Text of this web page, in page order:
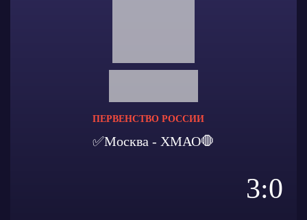
ПЕРВЕНСТВО РОССИИ
✅Москва - ХМАО🛑
3:0